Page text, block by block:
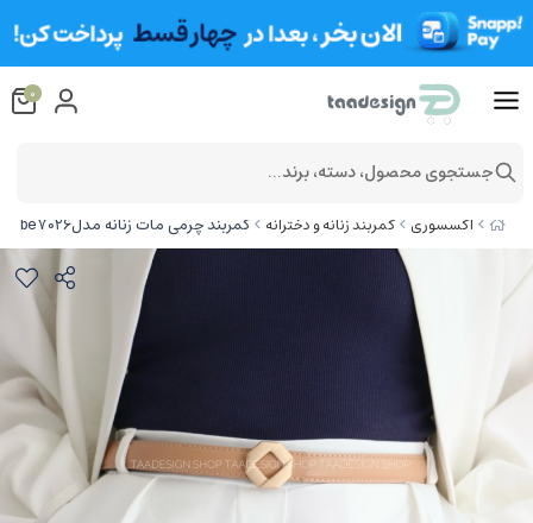
اکسسوری کمربند زنانه و دخترانه کمربند چرمی مات زنانه مدلbe7026
0
جستجوی محصول، دسته، برند...